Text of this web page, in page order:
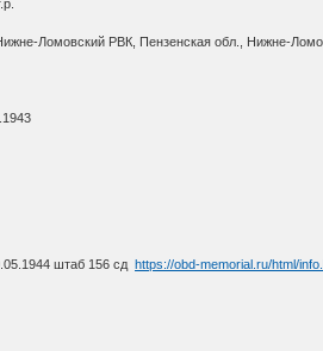
Ломовский РВК, Пензенская обл., Нижне-
штаб 156 сдhttps://obd-memorial.ru/html/